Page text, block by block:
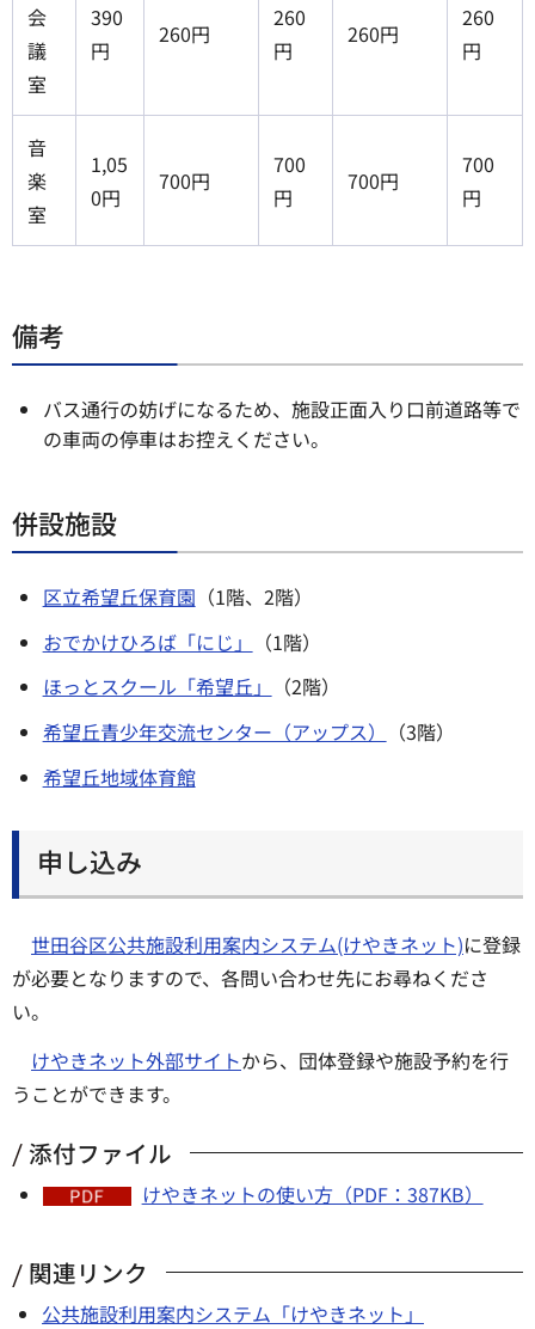
会
議
室
390
円
260円
260
円
260円
260
円
音
楽
室
1,05
0円
700円
700
円
700円
700
円
備考
バス通行の妨げになるため、施設正面入り口前道路等で
の車両の停車はお控えください。
併設施設
区立希望丘保育園 （1階、2階）
おでかけひろば「にじ」
（1階）
ほっとスクール「希望丘」
（2階）
希望丘青少年交流センター（アップス）
（3階）
希望丘地域体育館
申し込み
世田谷区公共施設利用案内システム(けやきネット)に登録
が必要となりますので、各問い合わせ先にお尋ねくださ
い。
けやきネット外部サイトから、団体登録や施設予約を行
うことができます。
添付ファイル
けやきネットの使い方（PDF：387KB）
関連リンク
公共施設利用案内システム「けやきネット」